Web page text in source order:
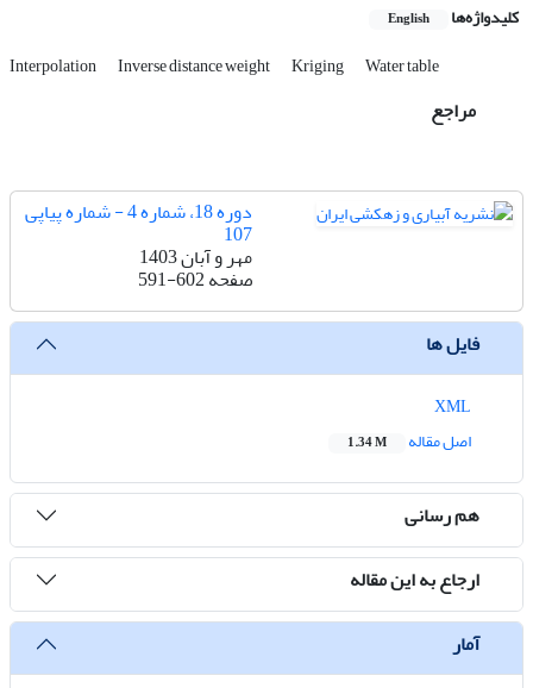
کلیدواژه‌ها English
Interpolation Inverse distance weight Kriging Water table
مراجع
دوره 18، شماره 4 - شماره پیاپی
107
مهر و آبان 1403
صفحه591-602
فایل ها
اصل مقاله
1.34 M
هم رسانی
ارجاع به این مقاله
آمار